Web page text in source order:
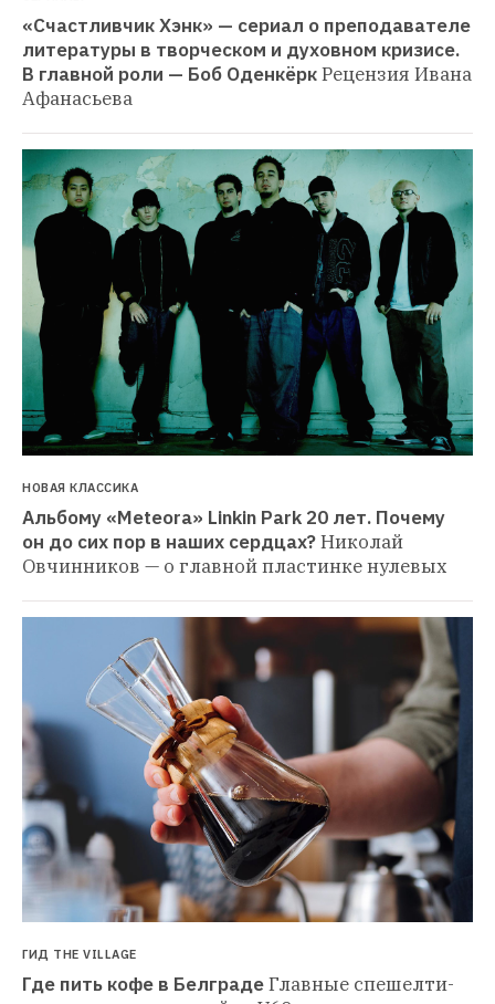
«Счастливчик Хэнк» — сериал о преподавателе
литературы в творческом и духовном кризисе.
В главной роли — Боб ОденкёркРецензия Ивана
Афанасьева
НОВАЯ КЛАССИКА
Альбому «Meteora» Linkin Park 20 лет. Почему
он до сих пор в наших сердцах?Николай
Овчинников — о главной пластинке нулевых
ГИД THE VILLAGE
Где пить кофе в БелградеГлавные спешелти-